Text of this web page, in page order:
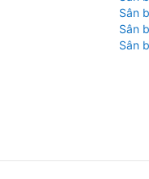
Sân
Sân
Sân